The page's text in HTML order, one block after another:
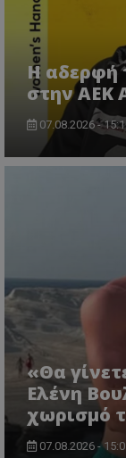
Η αδερφή
στην ΑΕΚ
07.08.2026 -
«Θα
Ελένη
χωρισμό
07.08.2026 -